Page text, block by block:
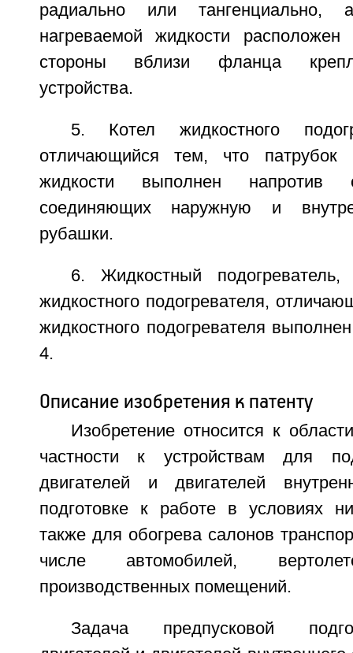
радиально или тангенциально,
нагреваемой жидкости расположен
стороны вблизи фланца
устройства.
5. Котел жидкостного
отличающийся тем, что патрубок
жидкости выполнен
соединяющих наружную и
рубашки.
6. Жидкостный
жидкостного подогревателя,
жидкостного подогревателя
4.
Описание изобретения к патенту
Изобретение относится к
частности к устройствам для
двигателей и двигателей
подготовке к работе в условиях
также для обогрева салонов
числе автомобилей,
производственных помещений.
Задача предпусковой